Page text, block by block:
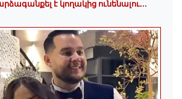
է կողակից ունենալու...